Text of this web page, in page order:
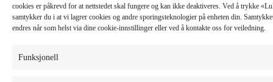
cookies er påkrevd for at nettstedet skal fungere og kan ikke deaktiveres. Ved å trykke
samtykker du i at vi lagrer cookies og andre sporingsteknologier på enheten din.
endres når som helst via dine cookie-innstillinger eller ved å kontakte oss for veiledning.
Funksjonell